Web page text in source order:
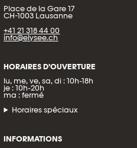
Place de la Gare 17
CH-1003 Lausanne
+41 21 318 44 00
info@elysee.ch
HORAIRES D’OUVERTURE
lu, me, ve, sa, di : 10h-18h
je : 10h-20h
ma : fermé
Horaires spéciaux
INFORMATIONS